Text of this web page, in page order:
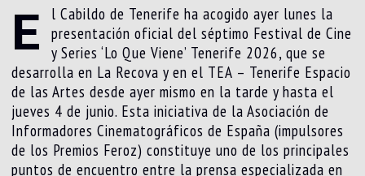
E
l Cabildo de Tenerife ha acogido ayer lunes la
presentación oficial del séptimo Festival de Cine
y Series ‘Lo Que Viene’ Tenerife 2026, que se
desarrolla en La Recova y en el TEA – Tenerife Espacio
de las Artes desde ayer mismo en la tarde y hasta el
jueves 4 de junio. Esta iniciativa de la Asociación de
Informadores Cinematográficos de España (impulsores
de los Premios Feroz) constituye uno de los principales
puntos de encuentro entre la prensa especializada en